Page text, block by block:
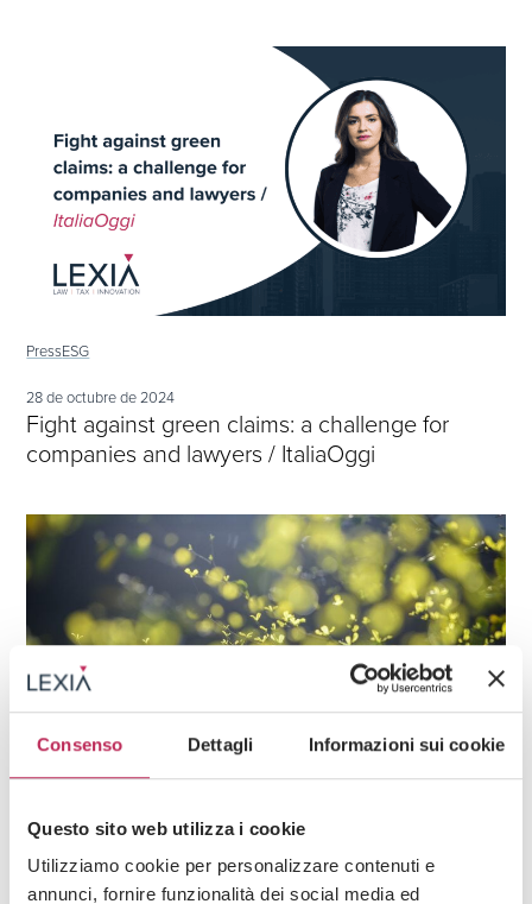
Consenso Dettagli Informazioni sui cookie
Questo sito web utilizza i cookie
Utilizziamo cookie per personalizzare contenuti e
annunci, fornire funzionalità dei social media ed
PressESG
28 de octubre de 2024
Fight against green claims: a challenge for
companies and lawyers / ItaliaOggi
NewsESG